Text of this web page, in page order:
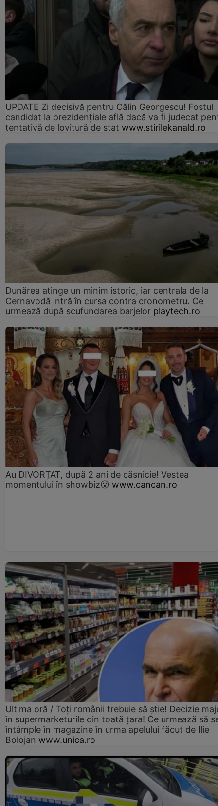
UPDATE Zi decisivă pentru Călin Georgescu! Fostul
candidat la prezidențiale află dacă va fi judecat
tentativă de lovitură de stat www.stirilekanald.ro
Dunărea atinge un minim istoric, iar centrala de la
Cernavodă intră în cursa contra cronometru. Ce
urmează după scufundarea barjelor playtech.ro
Au DIVORȚAT, după 2 ani de căsnicie! Vestea
momentului în showbiz😮 www.cancan.ro
Ultima oră / Toți românii trebuie să știe! Decizie
în supermarketurile din toată țara! Ce urmează să
întâmple în magazine în urma apelului făcut de Ilie
Bolojan www.unica.ro